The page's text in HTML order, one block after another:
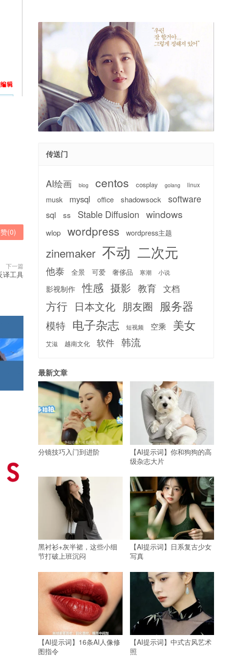
赞(0)
下一篇
译工具
传送门
AI绘画 blog centos cosplay golang linux
musk mysql office shadowsock software
sql ss Stable Diffusion windows
wlop wordpress wordpress主题
zinemaker 不动 二次元
他泰 全景 可爱 奢侈品 寒潮 小说
影视制作 性感 摄影 教育 文档
方行 日本文化 朋友圈 服务器
模特 电子杂志 短视频 空乘 美女
艾滋 越南文化 软件 韩流
最新文章
分镜技巧入门到进阶
【AI提示词】你和狗狗的高
级杂志大片
黑衬衫+灰半裙，这些小细
节打破上班沉闷
【AI提示词】日系复古少女
写真
【AI提示词】16条AI人像修
图指令
【AI提示词】中式古风艺术
照